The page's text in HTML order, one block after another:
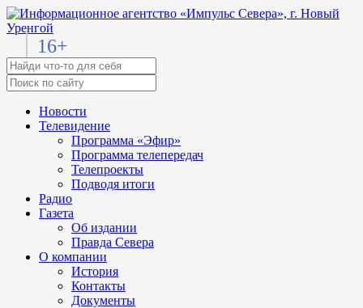
16+
Новости
Телевидение
Программа «Эфир»
Программа телепередач
Телепроекты
Подводя итоги
Радио
Газета
Об издании
Правда Севера
О компании
История
Контакты
Документы